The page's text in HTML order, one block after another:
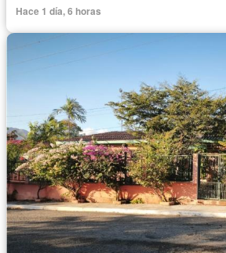
Hace 1 día, 6 horas